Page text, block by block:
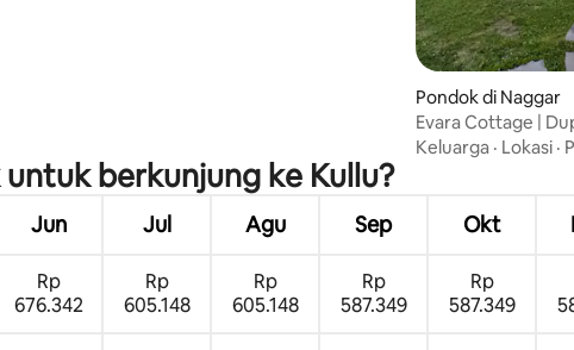
Pondok di Naggar
Evara Cottage |
Keluarga · Lokasi ·
berkunjung ke Kullu?
Jun Jul Agu Sep Okt
Rp
676.342
Rp
605.148
Rp
605.148
Rp
587.349
Rp
587.349